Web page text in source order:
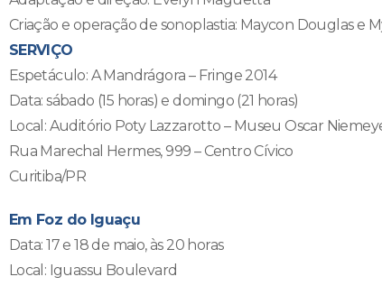
Criação e operação de sonoplastia: Maycon Douglas e
SERVIÇO
Espetáculo: A Mandrágora – Fringe 2014
Data: sábado (15 horas) e domingo (21 horas)
Local: Auditório Poty Lazzarotto – Museu Oscar
Rua Marechal Hermes, 999 – Centro Cívico
Curitiba/PR
Em Foz do Iguaçu
Data: 17 e 18 de maio, às 20 horas
Local: Iguassu Boulevard